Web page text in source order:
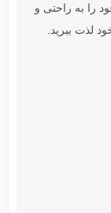
را به راحتی و
لذت ببرید.